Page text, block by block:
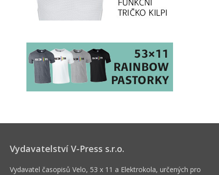
Vydavatelství V-Press s.r.o.
Vydavatel časopisů Velo, 53 x 11 a Elektrokola, určených pro